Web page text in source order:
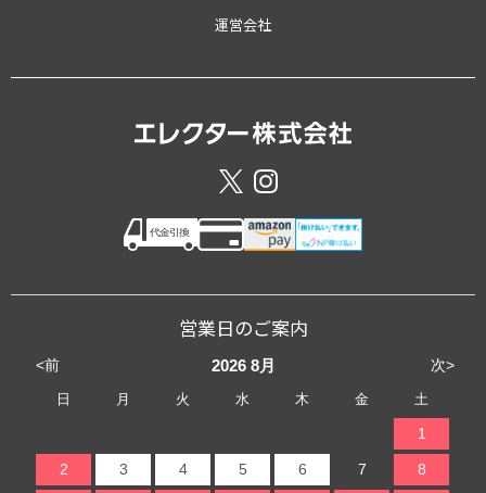
運営会社
営業日のご案内
<前 次>
2026 8月
日 月 火 水 木 金 土
1
2 3 4 5 6 7 8